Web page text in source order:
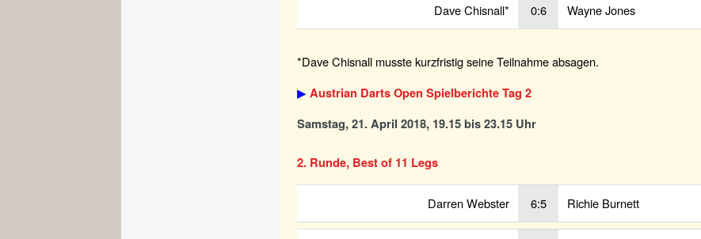
Dave Chisnall* 0:6 Wayne Jones
*Dave Chisnall musste kurzfristig seine Teilnahme absagen.
▶Austrian Darts Open Spielberichte Tag 2
Samstag, 21. April 2018, 19.15 bis 23.15 Uhr
2. Runde, Best of 11 Legs
Darren Webster 6:5 Richie Burnett